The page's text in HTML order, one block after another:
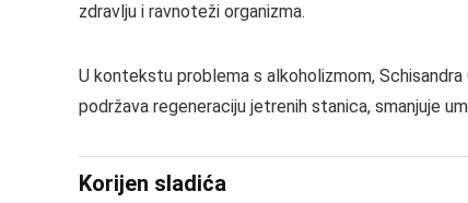
zdravlju i ravnoteži organizma.
U kontekstu problema s alkoholizmom,
podržava regeneraciju jetrenih stanica, smanjuje
Korijen sladića